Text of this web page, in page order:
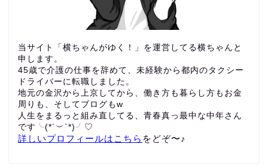
当サイト「横ちゃんがゆく！」を運営してる横ちゃんと
申します。
45歳で介護の仕事を辞めて、未経験から都内のタクシー
ドライバーに転職しました。
地元の金沢から上京してから、働き方も暮らし方もお金
周りも、 そしてブログもw
人生をまるっと組み直してる、青春真っ最中な中年さん
です╰(*´︶`*)╯♡
詳しいプロフィールはこちら をどぞ〜♪